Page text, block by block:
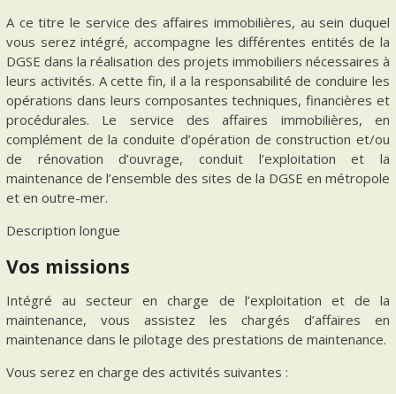
A ce titre le service des affaires immobilières, au sein duquel
vous serez intégré, accompagne les différentes entités de la
DGSE dans la réalisation des projets immobiliers nécessaires à
leurs activités. A cette fin, il a la responsabilité de conduire les
opérations dans leurs composantes techniques, financières et
procédurales. Le service des affaires immobilières, en
complément de la conduite d’opération de construction et/ou
de rénovation d’ouvrage, conduit l’exploitation et la
maintenance de l’ensemble des sites de la DGSE en métropole
et en outre-mer.
Description longue
Vos missions
Intégré au secteur en charge de l’exploitation et de la
maintenance, vous assistez les chargés d’affaires en
maintenance dans le pilotage des prestations de maintenance.
Vous serez en charge des activités suivantes :